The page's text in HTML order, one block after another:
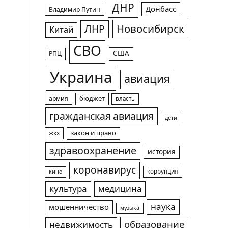
Владимир Путин ДНР Донбасс
Китай ЛНР Новосибирск
РПЦ СВО США
Украина авиация
армия бюджет власть
гражданская авиация дети
жкх закон и право
здравоохранение история
кино коронавирус коррупция
культура медицина
мошенничество музыка
наука
недвижимость
образование